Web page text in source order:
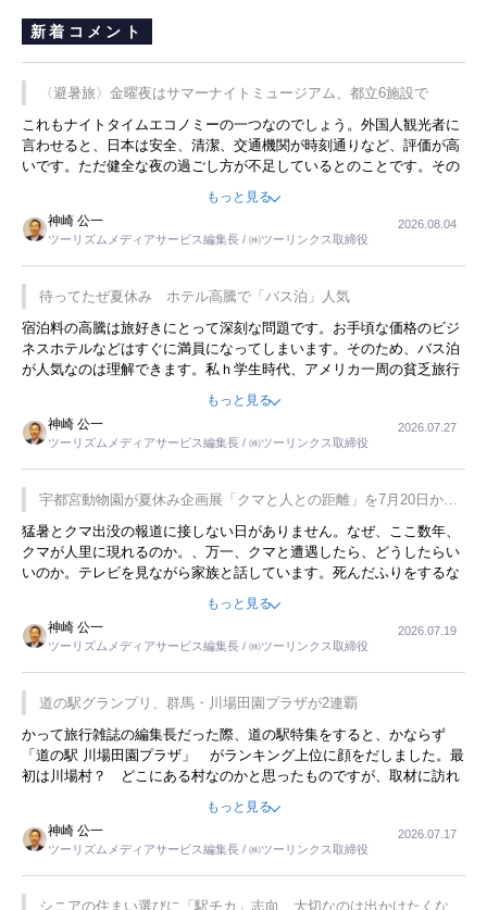
新着コメント
〈避暑旅〉金曜夜はサマーナイトミュージアム、都立6施設で
これもナイトタイムエコノミーの一つなのでしょう。外国人観光者に
言わせると、日本は安全、清潔、交通機関が時刻通りなど、評価が高
いです。ただ健全な夜の過ごし方が不足しているとのことです。その
ような意味で、金曜夜にこのようなイベントが行われれば、日本人に
限らず外国人にとっても楽しみが増えるでしょうね。
もっと見る
神崎 公一
ツーリズムメディアサービス編集長 / ㈱ツーリンクス取締役
2026.08.04
待ってたぜ夏休み ホテル高騰で「バス泊」人気
宿泊料の高騰は旅好きにとって深刻な問題です。お手頃な価格のビジ
ネスホテルなどはすぐに満員になってしまいます。そのため、バス泊
が人気なのは理解できます。私ｈ学生時代、アメリカ一周の貧乏旅行
をした時は、移動はグレイハウンドバスでした。夕方から夜の便を利
用してホテル代を浮かせていました。ただし、若いからできたことで
す。若い人が夜行バスで京都に行った、青森に行ったと聞くと、疲れ
が残らないのかなと思ってしまいます。
もっと見る
神崎 公一
ツーリズムメディアサービス編集長 / ㈱ツーリンクス取締役
2026.07.27
宇都宮動物園が夏休み企画展「クマと人との距離」を7月20日から
開催
猛暑とクマ出没の報道に接しない日がありません。なぜ、ここ数年、
クマが人里に現れるのか。、万一、クマと遭遇したら、どうしたらい
いのか。テレビを見ながら家族と話しています。死んだふりをするな
んてことは、冗談でもいえません。そんな中で、この企画展はタイム
もっと見る
神崎 公一
ツーリズムメディアサービス編集長 / ㈱ツーリンクス取締役
2026.07.19
道の駅グランプリ、群馬・川場田園プラザが2連覇
かって旅行雑誌の編集長だった際、道の駅特集をすると、かならず
「道の駅 川場田園プラザ」 がランキング上位に顔をだしました。最
初は川場村？ どこにある村なのかと思ったものですが、取材に訪れ
永井 彰一社長にインタビューしたら、興味深い話が次々が飛び出しま
した。プレゼンも巧みで、今でも思い出すことが２つあります。一つ
は、従業員に東京ディズニーランドを見学させ、サービス業、接客業
の何かを理解してもらっていることです。 もう一つは1800円もする
プレミアムヨーグルトを販売するにあたり、社内に懸念もあったそう
です。永井社長は、駐車場に都内ナンバーの高級外車が停まっている
もっと見る
神崎 公一
ツーリズムメディアサービス編集長 / ㈱ツーリンクス取締役
2026.07.17
シニアの住まい選びに「駅チカ」志向 大切なのは出かけたくなる